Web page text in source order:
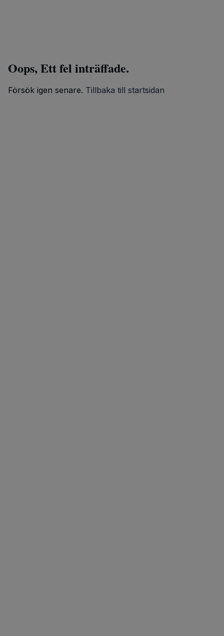
Oops, Ett fel inträffade.
Försök igen senare. Tillbaka till startsidan